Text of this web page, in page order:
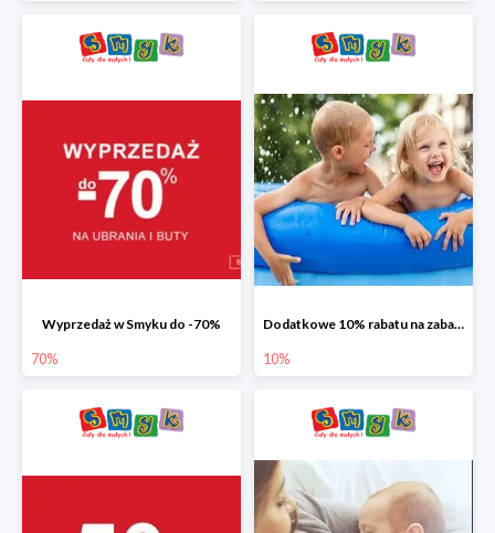
Wyprzedaż w Smyku do -70%
70%
Dodatkowe 10% rabatu na zabawki ogrodowe i baseny
10%